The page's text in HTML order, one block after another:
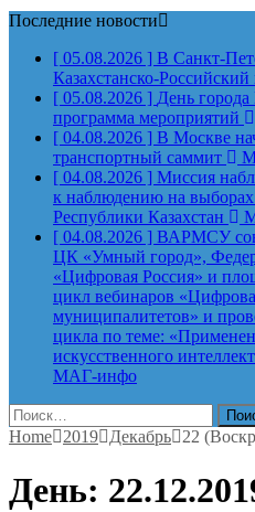
Последние новости
[ 05.08.2026 ] В Санкт-
Казахстанско-
[ 05.08.2026 ] День
программа мероприятий
[ 04.08.2026 ] В Москве
транспортный саммит
[ 04.08.2026 ] Миссия
к наблюдению на выборах
Республики Казахстан
[ 04.08.2026 ] ВАРМСУ
ЦК «Умный город»,
«Цифровая Россия» и
цикл вебинаров
муниципалитетов» и
цикла по теме:
искусственного
МАГ-инфо
Найти:
Home
2019 Декабрь 22
День: